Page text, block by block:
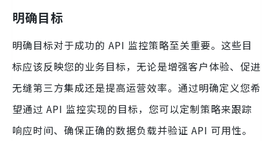
明确目标
明确目标对于成功的 API 监控策略至关重要。这些目
标应该反映您的业务目标，无论是增强客户体验、促进
无缝第三方集成还是提高运营效率。通过明确定义您希
望通过 API 监控实现的目标，您可以定制策略来跟踪
响应时间、确保正确的数据负载并验证 API 可用性。